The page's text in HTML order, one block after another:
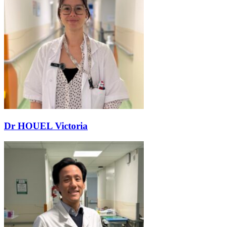
Dr HOUEL Victoria